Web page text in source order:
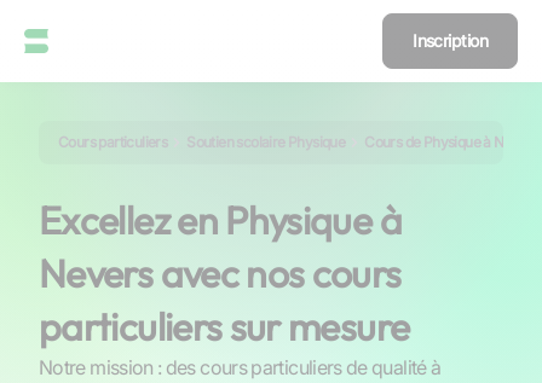
Inscription
Cours particuliers Soutien scolaire Physique Cours de Physique à Nevers
Excellez en Physique à
Nevers avec nos cours
particuliers sur mesure
Notre mission : des cours particuliers de qualité à